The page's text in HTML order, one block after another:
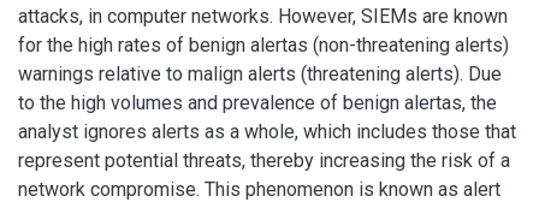
attacks, in computer networks. However, SIEMs are known
for the high rates of benign alertas (non-threatening alerts)
warnings relative to malign alerts (threatening alerts). Due
to the high volumes and prevalence of benign alertas, the
analyst ignores alerts as a whole, which includes those that
represent potential threats, thereby increasing the risk of a
network compromise. This phenomenon is known as alert